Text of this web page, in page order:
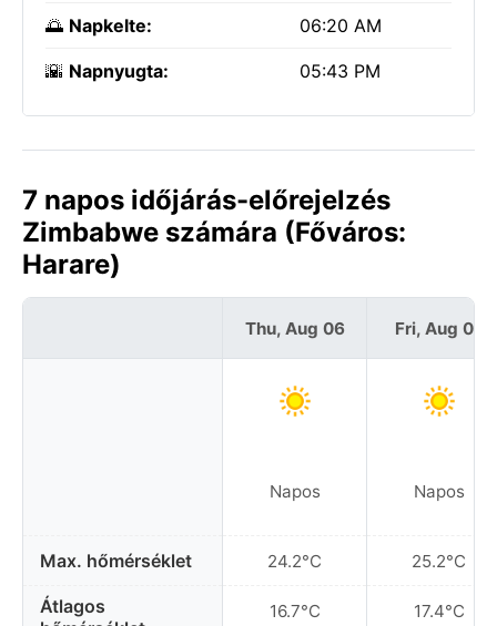
🌅 Napkelte: 06:20 AM
🌇 Napnyugta: 05:43 PM
7 napos időjárás-előrejelzés
Zimbabwe számára (Főváros:
Harare)
Max. hőmérséklet
Átlagos
Thu, Aug 06
Napos
24.2°C
16.7°C
Fri, Aug 07
Napos
25.2°C
17.4°C